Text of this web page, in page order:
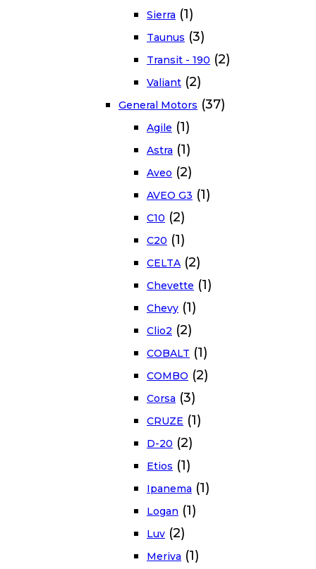
Sierra (1)
Taunus (3)
Transit - 190 (2)
Valiant (2)
General Motors (37)
Agile (1)
Astra (1)
Aveo (2)
AVEO G3 (1)
C10 (2)
C20 (1)
CELTA (2)
Chevette (1)
Chevy (1)
Clio2 (2)
COBALT (1)
COMBO (2)
Corsa (3)
CRUZE (1)
D-20 (2)
Etios (1)
Ipanema (1)
Logan (1)
Luv (2)
Meriva (1)